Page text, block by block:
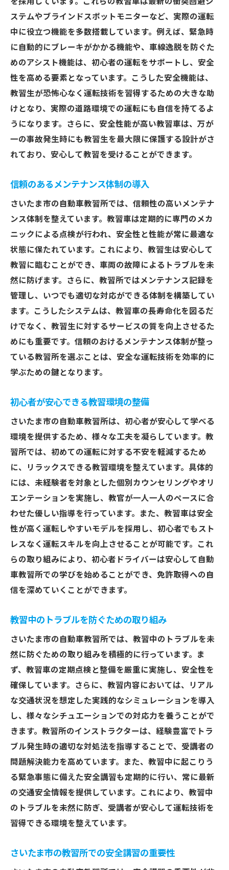
ステムやブラインドスポットモニターなど、実際の運転
中に役立つ機能を多数搭載しています。例えば、緊急時
に自動的にブレーキがかかる機能や、車線逸脱を防ぐた
めのアシスト機能は、初心者の運転をサポートし、安全
性を高める要素となっています。こうした安全機能は、
教習生が恐怖心なく運転技術を習得するための大きな助
けとなり、実際の道路環境での運転にも自信を持てるよ
うになります。さらに、安全性能が高い教習車は、万が
一の事故発生時にも教習生を最大限に保護する設計がさ
れており、安心して教習を受けることができます。
信頼のあるメンテナンス体制の導入
さいたま市の自動車教習所では、信頼性の高いメンテナ
ンス体制を整えています。教習車は定期的に専門のメカ
ニックによる点検が行われ、安全性と性能が常に最適な
状態に保たれています。これにより、教習生は安心して
教習に臨むことができ、車両の故障によるトラブルを未
然に防げます。さらに、教習所ではメンテナンス記録を
管理し、いつでも適切な対応ができる体制を構築してい
ます。こうしたシステムは、教習車の長寿命化を図るだ
けでなく、教習生に対するサービスの質を向上させるた
めにも重要です。信頼のおけるメンテナンス体制が整っ
ている教習所を選ぶことは、安全な運転技術を効率的に
学ぶための鍵となります。
初心者が安心できる教習環境の整備
さいたま市の自動車教習所は、初心者が安心して学べる
環境を提供するため、様々な工夫を凝らしています。教
習所では、初めての運転に対する不安を軽減するため
に、リラックスできる教習環境を整えています。具体的
には、未経験者を対象とした個別カウンセリングやオリ
エンテーションを実施し、教官が一人一人のペースに合
わせた優しい指導を行っています。また、教習車は安全
性が高く運転しやすいモデルを採用し、初心者でもスト
レスなく運転スキルを向上させることが可能です。これ
らの取り組みにより、初心者ドライバーは安心して自動
車教習所での学びを始めることができ、免許取得への自
信を深めていくことができます。
教習中のトラブルを防ぐための取り組み
さいたま市の自動車教習所では、教習中のトラブルを未
然に防ぐための取り組みを積極的に行っています。ま
ず、教習車の定期点検と整備を厳重に実施し、安全性を
確保しています。さらに、教習内容においては、リアル
な交通状況を想定した実践的なシミュレーションを導入
し、様々なシチュエーションでの対応力を養うことがで
きます。教習所のインストラクターは、経験豊富でトラ
ブル発生時の適切な対処法を指導することで、受講者の
問題解決能力を高めています。また、教習中に起こりう
る緊急事態に備えた安全講習も定期的に行い、常に最新
の交通安全情報を提供しています。これにより、教習中
のトラブルを未然に防ぎ、受講者が安心して運転技術を
習得できる環境を整えています。
さいたま市の教習所での安全講習の重要性